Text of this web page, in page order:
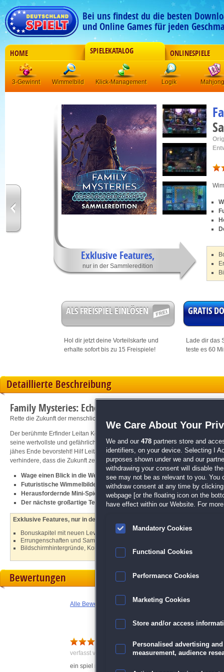
Bei uns findest du die besten
und Online Games für jeden
HOME SPIELEKATALOG ONLINESPIELE
3-Gewinnt Wimmelbild Klick-Management Logik Mahjong
Exklusive Features,
nur in der Sammleredition
ALS FREISPIEL EINLÖSEN
Hol dir jetzt deine Vorteilskarte und
erhalte sofort bis zu 15 Freispiele!
GRATIS
Lade dir das
teste es 60
Detaillierte Beschreibung
Family Mysteries: Echos aus der Zukunft
Rette die Zukunft der menschlichen Zivilisation!
Der berühmte Erfinder Leitan Keyes steht kurz vor einem brillanten
seine wertvollste und gefährlichste Entdeckung bereits erschaffen wurde und
jähes Ende bevorsteht! Hilf Leitan in diesem spannenden Wimmelbild-
verhindere, dass die Zukunft zerstört wird!
Wage einen Blick in die Welt von morgen
Futuristische Wimmelbilder
Herausfordernde Mini-Spiele
Der nächste großartige Teil derFamily Mysteries-Reihe
Exklusive Features, nur in der Sammleredition:
Bonuskapitel mit neuen Levels
Errungenschaften und Sammelobjekte
Bildschirmhintergründe, Konzeptkunst, Musik und mehr
Bewertungen
Alle Bewertungen anzeigen
Echos aus der Zukunft
verfasst von Anonym am 13.02.2021 um 07:39
ein spiel nach meinem geschmackt
We Care About Your
We and our 478 partners store and
identifiers, on your device. Selecting I
purposes shown under we and our
withdrawing your consent will disable
see may not be as relevant to you. You
withdraw consent at any time by
webpage [or the floating icon on the
have effect within our Website. For
Mandatory Cookies
Functional Cookies
Performance Cookies
Marketing Cookies
Store and/or access
Personalised advertising
measurement, audience